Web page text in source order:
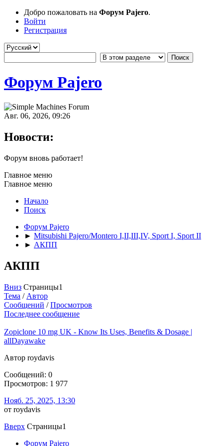
Добро пожаловать на Форум Pajero.
Войти
Регистрация
Форум Pajero
Авг. 06, 2026, 09:26
Новости:
Форум вновь работает!
Главное меню
Главное меню
Начало
Поиск
Форум Pajero
► Mitsubishi Pajero/Montero I,II,III,IV, Sport I, Sport II
► АКПП
АКПП
Вниз Страницы1
Тема / Автор
Сообщений /Просмотров
Последнее сообщение
Zopiclone 10 mg UK - Know Its Uses, Benefits & Dosage |
allDayawake
Автор roydavis
Сообщений: 0
Просмотров: 1 977
Нояб. 25, 2025, 13:30
от roydavis
Вверх Страницы1
Форум Pajero